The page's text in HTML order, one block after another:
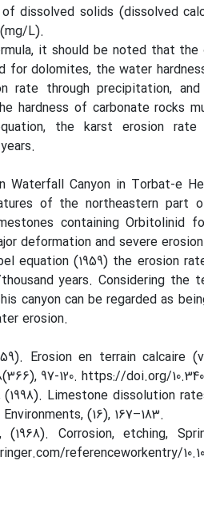
dissolved solids (dissolved
L).
it should be noted that
for dolomites, the water
rate through precipitation,
hardness of carbonate rocks
the karst erosion
Waterfall Canyon in Torbat-e
of the northeastern part
containing Orbitolinid
deformation and severe
equation (1959) the erosion
thousand years. Considering
canyon can be regarded as
erosion.
Erosion en terrain calcaire
97-120. https://doi.org/
(1998). Limestone dissolution
(16), 167–183.
(1968). Corrosion, etching,
referenceworkentry/